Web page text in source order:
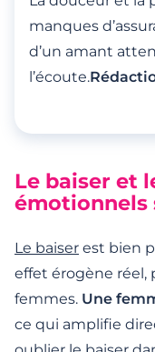
manques
d’un amant
l’écoute.
Le baiser et
émotionnels
Le baiser est bien
effet érogène
femmes. Une
ce qui amplifie